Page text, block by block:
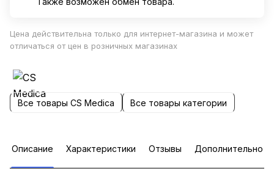
Цена действительна только для интернет-магазина и может
отличаться от цен в розничных магазинах
Все товары CS Medica Все товары категории
Описание Характеристики Отзывы Дополнительно